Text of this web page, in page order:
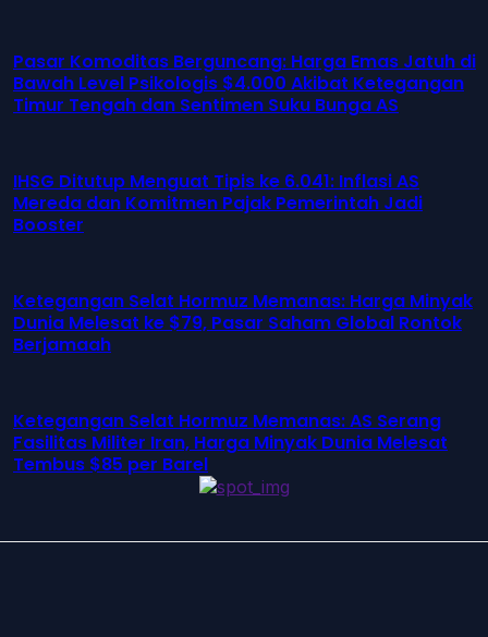
Pasar Komoditas Berguncang: Harga Emas Jatuh di
Bawah Level Psikologis $4.000 Akibat Ketegangan
Timur Tengah dan Sentimen Suku Bunga AS
IHSG Ditutup Menguat Tipis ke 6.041: Inflasi AS
Mereda dan Komitmen Pajak Pemerintah Jadi
Booster
Ketegangan Selat Hormuz Memanas: Harga Minyak
Dunia Melesat ke $79, Pasar Saham Global Rontok
Berjamaah
Ketegangan Selat Hormuz Memanas: AS Serang
Fasilitas Militer Iran, Harga Minyak Dunia Melesat
Tembus $85 per Barel